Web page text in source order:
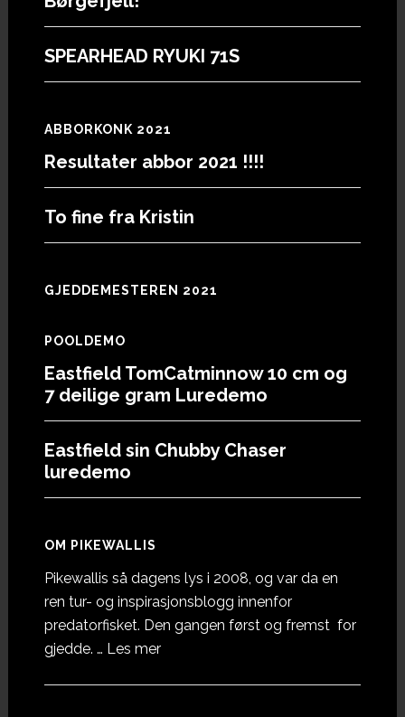
SPEARHEAD RYUKI 71S
ABBORKONK 2021
Resultater abbor 2021 !!!!
To fine fra Kristin
GJEDDEMESTEREN 2021
POOLDEMO
Eastfield TomCatminnow 10 cm og
7 deilige gram Luredemo
Eastfield sin Chubby Chaser
luredemo
OM PIKEWALLIS
Pikewallis så dagens lys i 2008, og var da en
ren tur- og inspirasjonsblogg innenfor
predatorfisket. Den gangen først og fremst for
gjedde. … Les meromOm